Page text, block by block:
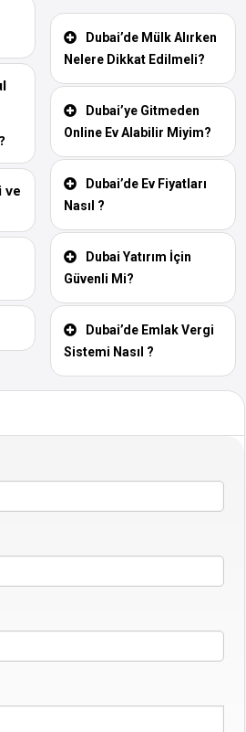
ve
Dubai’de Mülk Alırken
Nelere Dikkat Edilmeli?
Dubai’ye Gitmeden
Online Ev Alabilir Miyim?
Dubai’de Ev Fiyatları
Nasıl ?
Dubai Yatırım İçin
Güvenli Mi?
Dubai’de Emlak Vergi
Sistemi Nasıl ?